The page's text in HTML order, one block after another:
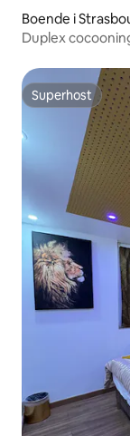
Boende i
Duplex
Superhost
Superhost